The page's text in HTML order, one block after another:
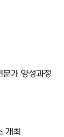
가 양성과정
개최